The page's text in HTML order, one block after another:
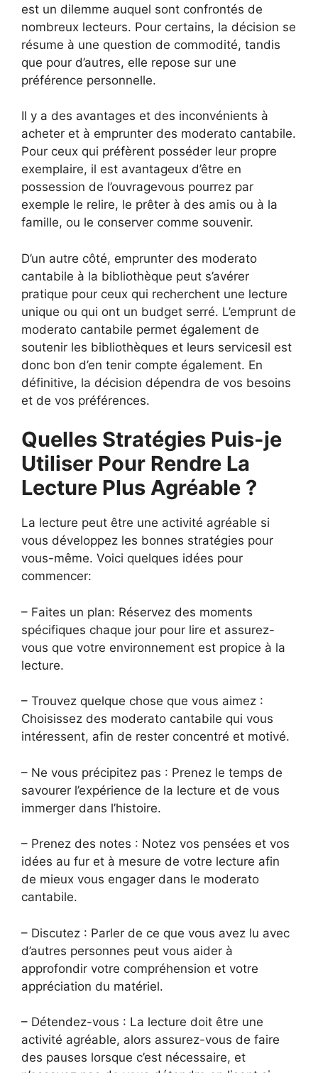
est un dilemme auquel sont confrontés de
nombreux lecteurs. Pour certains, la décision se
résume à une question de commodité, tandis
que pour d’autres, elle repose sur une
préférence personnelle.
Il y a des avantages et des inconvénients à
acheter et à emprunter des moderato cantabile.
Pour ceux qui préfèrent posséder leur propre
exemplaire, il est avantageux d’être en
possession de l’ouvragevous pourrez par
exemple le relire, le prêter à des amis ou à la
famille, ou le conserver comme souvenir.
D’un autre côté, emprunter des moderato
cantabile à la bibliothèque peut s’avérer
pratique pour ceux qui recherchent une lecture
unique ou qui ont un budget serré. L’emprunt de
moderato cantabile permet également de
soutenir les bibliothèques et leurs servicesil est
donc bon d’en tenir compte également. En
définitive, la décision dépendra de vos besoins
et de vos préférences.
Quelles Stratégies Puis-je
Utiliser Pour Rendre La
Lecture Plus Agréable ?
La lecture peut être une activité agréable si
vous développez les bonnes stratégies pour
vous-même. Voici quelques idées pour
commencer:
– Faites un plan: Réservez des moments
spécifiques chaque jour pour lire et assurez-
vous que votre environnement est propice à la
lecture.
– Trouvez quelque chose que vous aimez :
Choisissez des moderato cantabile qui vous
intéressent, afin de rester concentré et motivé.
– Ne vous précipitez pas : Prenez le temps de
savourer l’expérience de la lecture et de vous
immerger dans l’histoire.
– Prenez des notes : Notez vos pensées et vos
idées au fur et à mesure de votre lecture afin
de mieux vous engager dans le moderato
cantabile.
– Discutez : Parler de ce que vous avez lu avec
d’autres personnes peut vous aider à
approfondir votre compréhension et votre
appréciation du matériel.
– Détendez-vous : La lecture doit être une
activité agréable, alors assurez-vous de faire
des pauses lorsque c’est nécessaire, et